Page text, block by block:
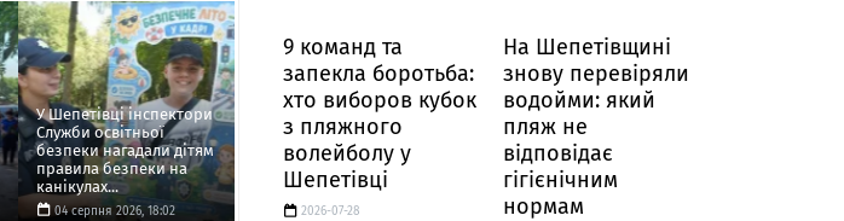
У Шепетівці інспектори
Служби освітньої
безпеки нагадали дітям
правила безпеки на
канікулах...
04 серпня 2026, 18:02
9 команд та
запекла боротьба:
хто виборов кубок
з пляжного
волейболу у
Шепетівці
2026-07-28
На Шепетівщині
знову перевіряли
водойми: який
пляж не
відповідає
гігієнічним
нормам